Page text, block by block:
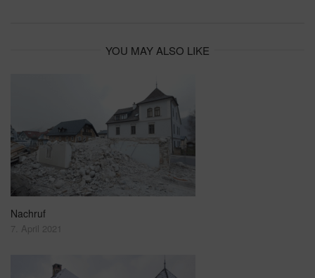
YOU MAY ALSO LIKE
Nachruf
7. April 2021